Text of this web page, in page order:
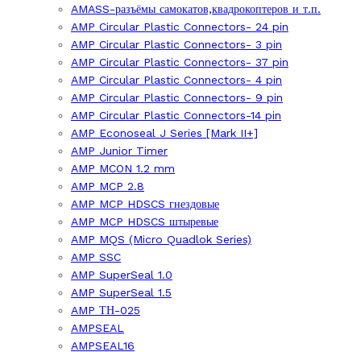
AMASS-разъёмы самокатов,квадрокоптеров и т.п.
AMP Circular Plastic Connectors- 24 pin
AMP Circular Plastic Connectors- 3 pin
AMP Circular Plastic Connectors- 37 pin
AMP Circular Plastic Connectors- 4 pin
AMP Circular Plastic Connectors- 9 pin
AMP Circular Plastic Connectors-14 pin
AMP Econoseal J Series [Mark II+]
AMP Junior Timer
AMP MCON 1.2 mm
AMP MCP 2.8
AMP MCP HDSCS гнездовые
AMP MCP HDSCS штыревые
AMP MQS (Micro Quadlok Series)
AMP SSC
AMP SuperSeal 1.0
AMP SuperSeal 1.5
AMP ТН-025
AMPSEAL
AMPSEAL16